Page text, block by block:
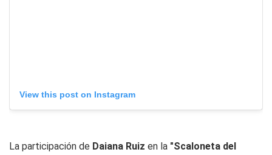
View this post on Instagram
La participación de Daiana Ruiz en la "Scaloneta del